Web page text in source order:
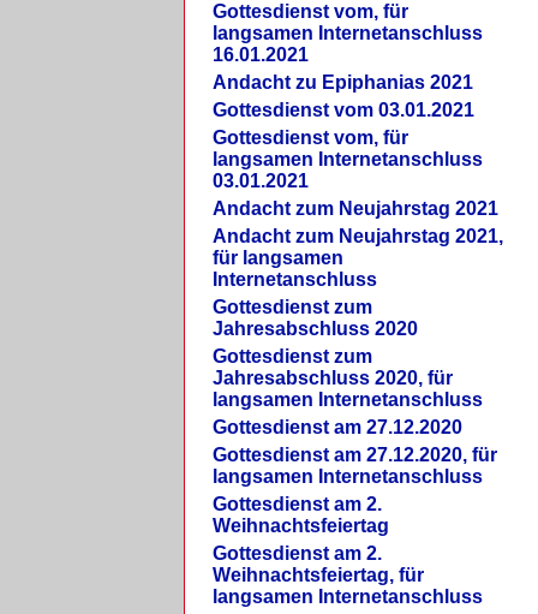
Gottesdienst vom, für
langsamen Internetanschluss
16.01.2021
Andacht zu Epiphanias 2021
Gottesdienst vom 03.01.2021
Gottesdienst vom, für
langsamen Internetanschluss
03.01.2021
Andacht zum Neujahrstag 2021
Andacht zum Neujahrstag 2021,
für langsamen
Internetanschluss
Gottesdienst zum
Jahresabschluss 2020
Gottesdienst zum
Jahresabschluss 2020, für
langsamen Internetanschluss
Gottesdienst am 27.12.2020
Gottesdienst am 27.12.2020, für
langsamen Internetanschluss
Gottesdienst am 2.
Weihnachtsfeiertag
Gottesdienst am 2.
Weihnachtsfeiertag, für
langsamen Internetanschluss